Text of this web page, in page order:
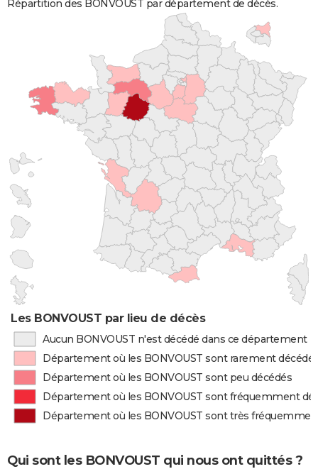
Répartition des BONVOUST par département de décès.
Les BONVOUST par lieu de décès
Aucun BONVOUST n'est décédé dans ce département
Département où les BONVOUST sont rarement
Département où les BONVOUST sont peu décédés
Département où les BONVOUST sont fréquemment
Département où les BONVOUST sont très
Qui sont les BONVOUST qui nous ont quittés ?